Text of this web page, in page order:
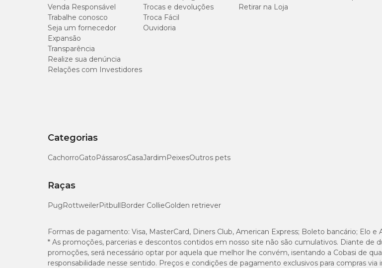
Umidade (mín.)
Açúcares Totais (mín.)
Vitamina A
Vitamina K3
Vitamina B1
Vitamina B2
Vitamina B3
Vitamina B5
Vitamina B6
Venda Responsável
Trabalhe conosco
Seja um fornecedor
Expansão
Transparência
Realize sua denúncia
Relações com Investidores
Trocas e devoluções
Troca Fácil
Ouvidoria
Retirar na Loja
Categorias
CachorroGatoPássarosCasaJardimPeixesOutros pets
Raças
PugRottweilerPitbullBorder CollieGolden retriever
Formas de pagamento: Visa, MasterCard, Diners Club, American Express; Boleto bancário; Elo e
* As promoções, parcerias e descontos contidos em nosso site não são cumulativos. Diante de
promoções, será necessário optar por aquela que melhor lhe convém, isentando a Cobasi de
responsabilidade nesse sentido. Preços e condições de pagamento exclusivos para compras via